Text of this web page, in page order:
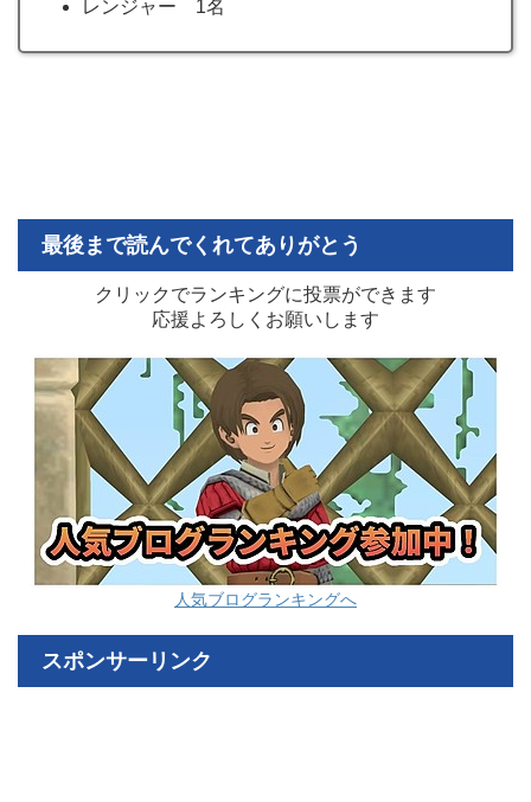
レンジャー 1名
最後まで読んでくれてありがとう
クリックでランキングに投票ができます
応援よろしくお願いします
人気ブログランキングへ
スポンサーリンク